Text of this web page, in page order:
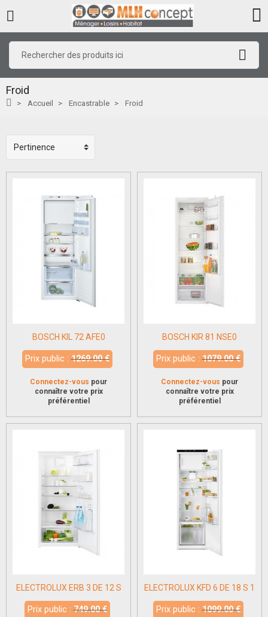
Froid
Accueil Encastrable Froid
BOSCH KIL 72 AFE0
Prix public :1269.00 €
Connectez-vous pour
connaître votre prix
préférentiel
BOSCH KIR 81 NSE0
Prix public :1079.00 €
Connectez-vous pour
connaître votre prix
préférentiel
ELECTROLUX ERB 3 DE 12 S
Prix public :749.00 €
ELECTROLUX KFD 6 DE 18 S 1
Prix public :1099.00 €